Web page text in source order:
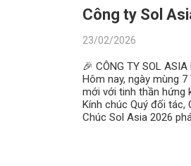
Công ty Sol
23/02/2026
🎉 CÔNG TY SOL
Hôm nay, ngày mùng
mới với tinh thần hứng
Kính chúc Quý đối tác,
Chúc Sol Asia 2026